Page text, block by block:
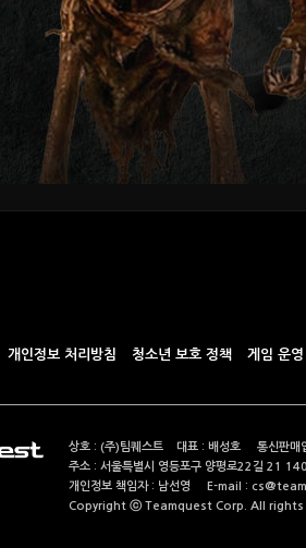
개인정보 처리방침 청소년 보호 정책 게임 운
상호 : (주)팀퀘스트 대표 : 배성호 통신판
주소 : 서울특별시 영등포구 양평로22길 21
개인정보 책임자 : 남선영 E-mail :
Copyright ⓒ Teamquest Corp. All rights